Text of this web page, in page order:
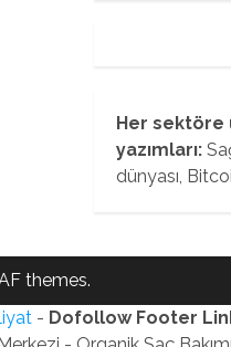
Her sektöre
yazımları:
dünyası,
themes.
- Dofollow Footer